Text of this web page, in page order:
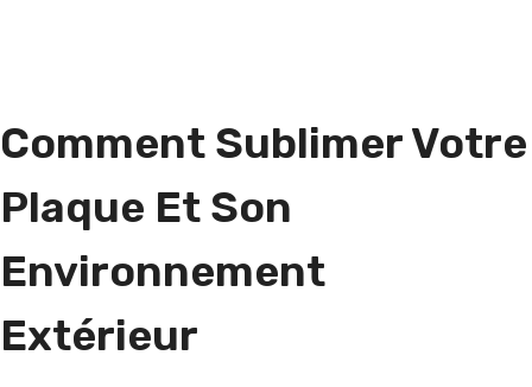
Comment Sublimer Votre
Plaque Et Son
Environnement
Extérieur